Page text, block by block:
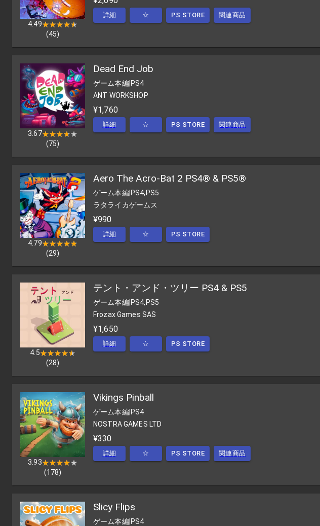
4.49★★★★★
★★★★★
(45)
詳細 ☆ PS STORE 関連商品
3.67★★★★★
★★★★★
(75)
Dead End Job
ゲーム本編|PS4
ANT WORKSHOP
¥1,760
詳細 ☆ PS STORE 関連商品
4.79★★★★★
★★★★★
(29)
Aero The Acro-Bat 2 PS4® & PS5®
ゲーム本編|PS4,PS5
ラタライカゲームス
¥990
詳細 ☆ PS STORE
4.5★★★★★
★★★★★
(28)
テント・アンド・ツリー PS4 & PS5
ゲーム本編|PS4,PS5
Frozax Games SAS
¥1,650
詳細 ☆ PS STORE
3.93★★★★★
★★★★★
(178)
Vikings Pinball
ゲーム本編|PS4
NOSTRA GAMES LTD
¥330
詳細 ☆ PS STORE 関連商品
Slicy Flips
ゲーム本編|PS4